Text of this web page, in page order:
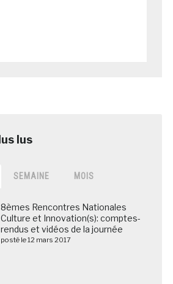
SEMAINE MOIS
8èmes Rencontres Nationales
Culture et Innovation(s): comptes-
rendus et vidéos de la journée
posté le 12 mars 2017